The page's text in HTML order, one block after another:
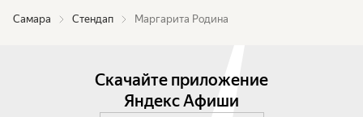
Самара Стендап Маргарита Родина
Скачайте приложение
Яндекс Афиши